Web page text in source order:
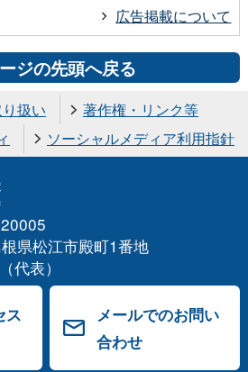
広告掲載について
ジの先頭へ戻る
扱い
著作権・リンク等
ソーシャルメディア利用指針
県松江市殿町1番地
表）
ス
メールでのお問い
合わせ